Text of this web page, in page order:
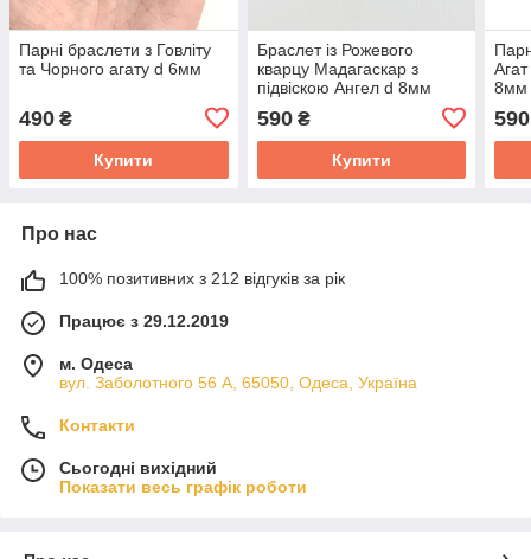
Парні браслети з Говліту
та Чорного агату d 6мм
490 ₴
Купити
Браслет із Рожевого
кварцу Мадагаскар з
підвіскою Ангел d 8мм
590₴
Купити
8мм
590
Про нас
100% позитивних з 212 відгуків за рік
Працює з 29.12.2019
м. Одеса
вул. Заболотного 56 А, 65050, Одеса, Україна
Контакти
Сьогодні вихідний
Показати весь графік роботи